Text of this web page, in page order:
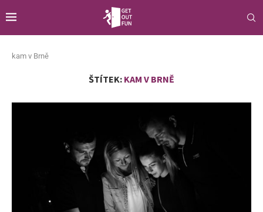
kam v Brně
ŠTÍTEK: KAM V BRNĚ